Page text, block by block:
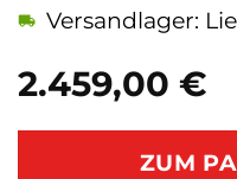
2.459,00 €
Versandlager:
ZUM